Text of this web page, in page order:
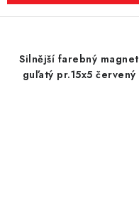
Silnější farebný magnet
guľatý pr.15x5 červený